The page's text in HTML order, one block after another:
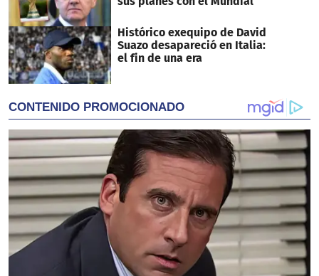
Histórico exequipo de David
Suazo desapareció en Italia:
el fin de una era